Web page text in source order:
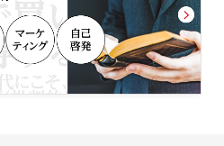
立ったきめ細やかな対応をお約
す。沖縄で相続や終活をご検討
さま、まずはお気軽にご相談く
。
電話にてご予約ください。 ※
故（物損事故除く）に関する法
談・着手金は無料です。 ※中小企
務、初回30分相談料無料です。 ※
件に関する法律相談、初回30分